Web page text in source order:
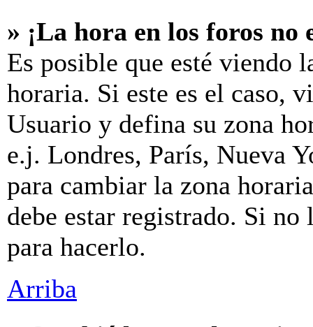
» ¡La hora en los foros no
Es posible que esté viendo
horaria. Si este es el caso,
Usuario y defina su zona
e.j. Londres, París, Nueva
para cambiar la zona
debe estar registrado. Si no
para hacerlo.
Arriba